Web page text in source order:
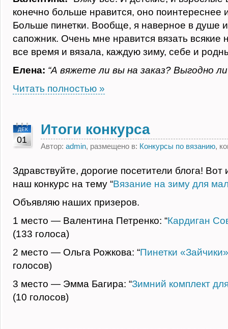
конечно больше нравится, оно поинтереснее
Больше пинетки. Вообще, я наверное в душе
сапожник. Очень мне нравится вязать всякие
все время и вязала, каждую зиму, себе и
Елена: “А вяжете ли вы на заказ? Выгодно
Читать полностью »
ДЕК
01
Итоги конкурса
Автор: admin, размещено в: Конкурсы по вязанию,
Здравствуйте, дорогие посетители блога! Вот
наш конкурс на тему “Вязание на зиму для
Объявляю наших призеров.
1 место — Валентина Петренко: “Кардиган
(133 голоса)
2 место — Ольга Рожкова: “Пинетки
голосов)
3 место — Эмма Багира: “Зимний комплект
(10 голосов)